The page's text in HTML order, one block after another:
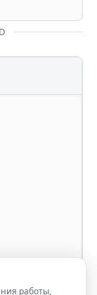
работы,